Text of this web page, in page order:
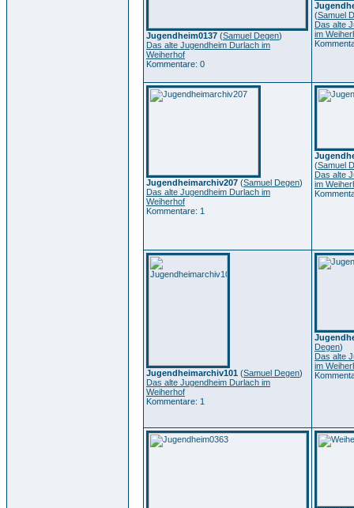
Jugendheim0137 (Samuel Degen)
Das alte Jugendheim Durlach im
Weiherhof
Kommentare: 0
(Samuel
Das alte
im
Jugendheimarchiv207 (Samuel Degen)
Das alte Jugendheim Durlach im
Weiherhof
Kommentare: 1
(Samuel
Das alte
im
Jugendheimarchiv101 (Samuel Degen)
Das alte Jugendheim Durlach im
Weiherhof
Kommentare: 1
Degen)
Das alte
im